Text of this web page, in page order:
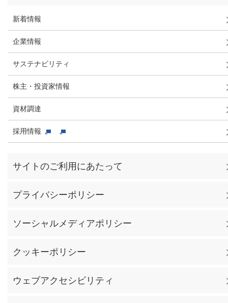
新着情報
企業情報
サステナビリティ
株主・投資家情報
資材調達
採用情報
サイトのご利用にあたって
プライバシーポリシー
ソーシャルメディアポリシー
クッキーポリシー
ウェブアクセシビリティ